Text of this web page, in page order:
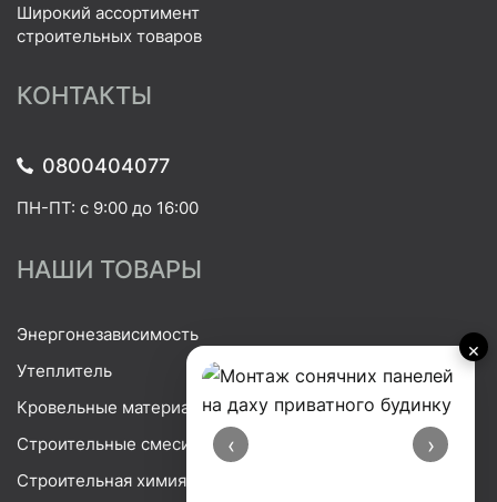
×
‹ ›
Широкий ассортимент
строительных товаров
КОНТАКТЫ
0800404077
ПН-ПТ: с 9:00 до 16:00
НАШИ ТОВАРЫ
Энергонезависимость
Утеплитель
Кровельные материалы
Строительные смеси
Строительная химия